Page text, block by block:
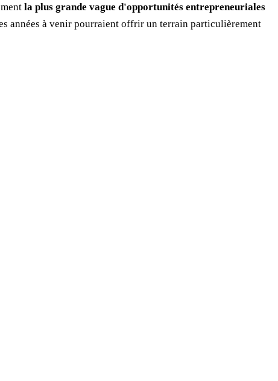
la plus grande vague d'opportunités entrepreneuriales
années à venir pourraient offrir un terrain particulièrement